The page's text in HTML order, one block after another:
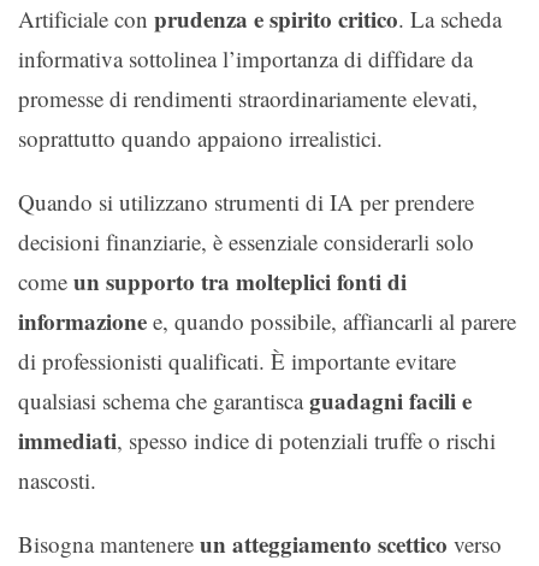
Artificiale con prudenza e spirito critico. La scheda
informativa sottolinea l’importanza di diffidare da
promesse di rendimenti straordinariamente elevati,
soprattutto quando appaiono irrealistici.
Quando si utilizzano strumenti di IA per prendere
decisioni finanziarie, è essenziale considerarli solo
come un supporto tra molteplici fonti di
informazione e, quando possibile, affiancarli al parere
di professionisti qualificati. È importante evitare
qualsiasi schema che garantiscaguadagni facili e
immediati, spesso indice di potenziali truffe o rischi
nascosti.
Bisogna mantenere un atteggiamento scettico verso